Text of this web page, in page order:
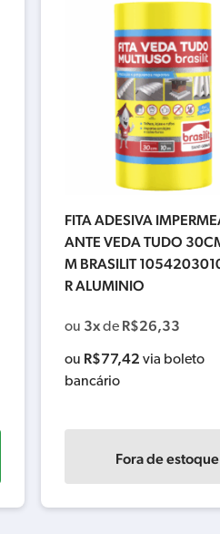
FITA ADESIVA
ANTE VEDA TUDO
M BRASILIT
R ALUMINIO
ou 3xde R$26,33
ou R$77,42 via boleto
bancário
Fora de estoque